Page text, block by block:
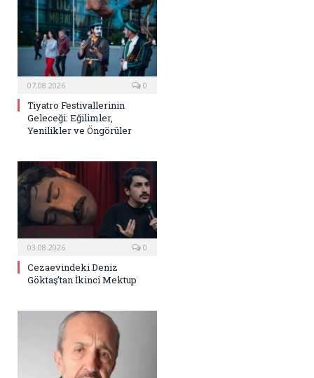
07.08.2026 0
Tiyatro Festivallerinin
Geleceği: Eğilimler,
Yenilikler ve Öngörüler
03.08.2026 0
Cezaevindeki Deniz
Göktaş’tan İkinci Mektup